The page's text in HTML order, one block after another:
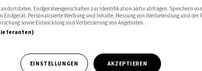
Endgeräteeigenschaften zur Identifikation aktiv abfragen. Speichern
Endgerät. Personalisierte Werbung und Inhalte, Messung von Werbeleistung und der
sowie Entwicklung und Verbesserung von Angeboten.
EINSTELLUNGEN AKZEPTIEREN